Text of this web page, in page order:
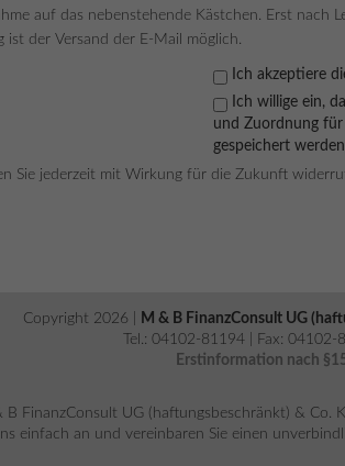
auf das nebenstehende Kästchen. Erst nach
der Versand der E-Mail möglich.
Ich akzeptiere
Ich willige ein,
und Zuordnung
gespeichert
Sie jederzeit mit Wirkung für die Zukunft
Copyright 2026 | M & B FinanzConsult UG
Tel.: 04102-81194 | Fax: 04102-
Erstinformation nach
B FinanzConsult UG (haftungsbeschränkt) & Co.
einfach an und vereinbaren Sie einen